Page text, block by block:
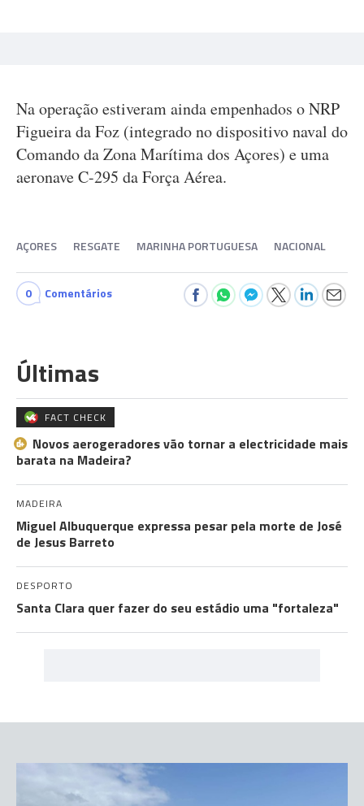
Na operação estiveram ainda empenhados o NRP
Figueira da Foz (integrado no dispositivo naval do
Comando da Zona Marítima dos Açores) e uma
aeronave C-295 da Força Aérea.
AÇORES RESGATE MARINHA PORTUGUESA NACIONAL
0 Comentários
Últimas
FACT CHECK
Novos aerogeradores vão tornar a electricidade mais
barata na Madeira?
MADEIRA
Miguel Albuquerque expressa pesar pela morte de José
de Jesus Barreto
DESPORTO
Santa Clara quer fazer do seu estádio uma "fortaleza"